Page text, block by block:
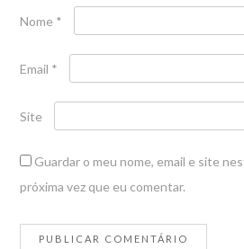
Nome *
Email *
Site
Guardar o meu nome, email e site
próxima vez que eu comentar.